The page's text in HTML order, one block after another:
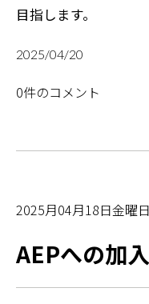
目指します。
2025/04/20
0件のコメント
2025月04月18日金曜日
AEPへの加入